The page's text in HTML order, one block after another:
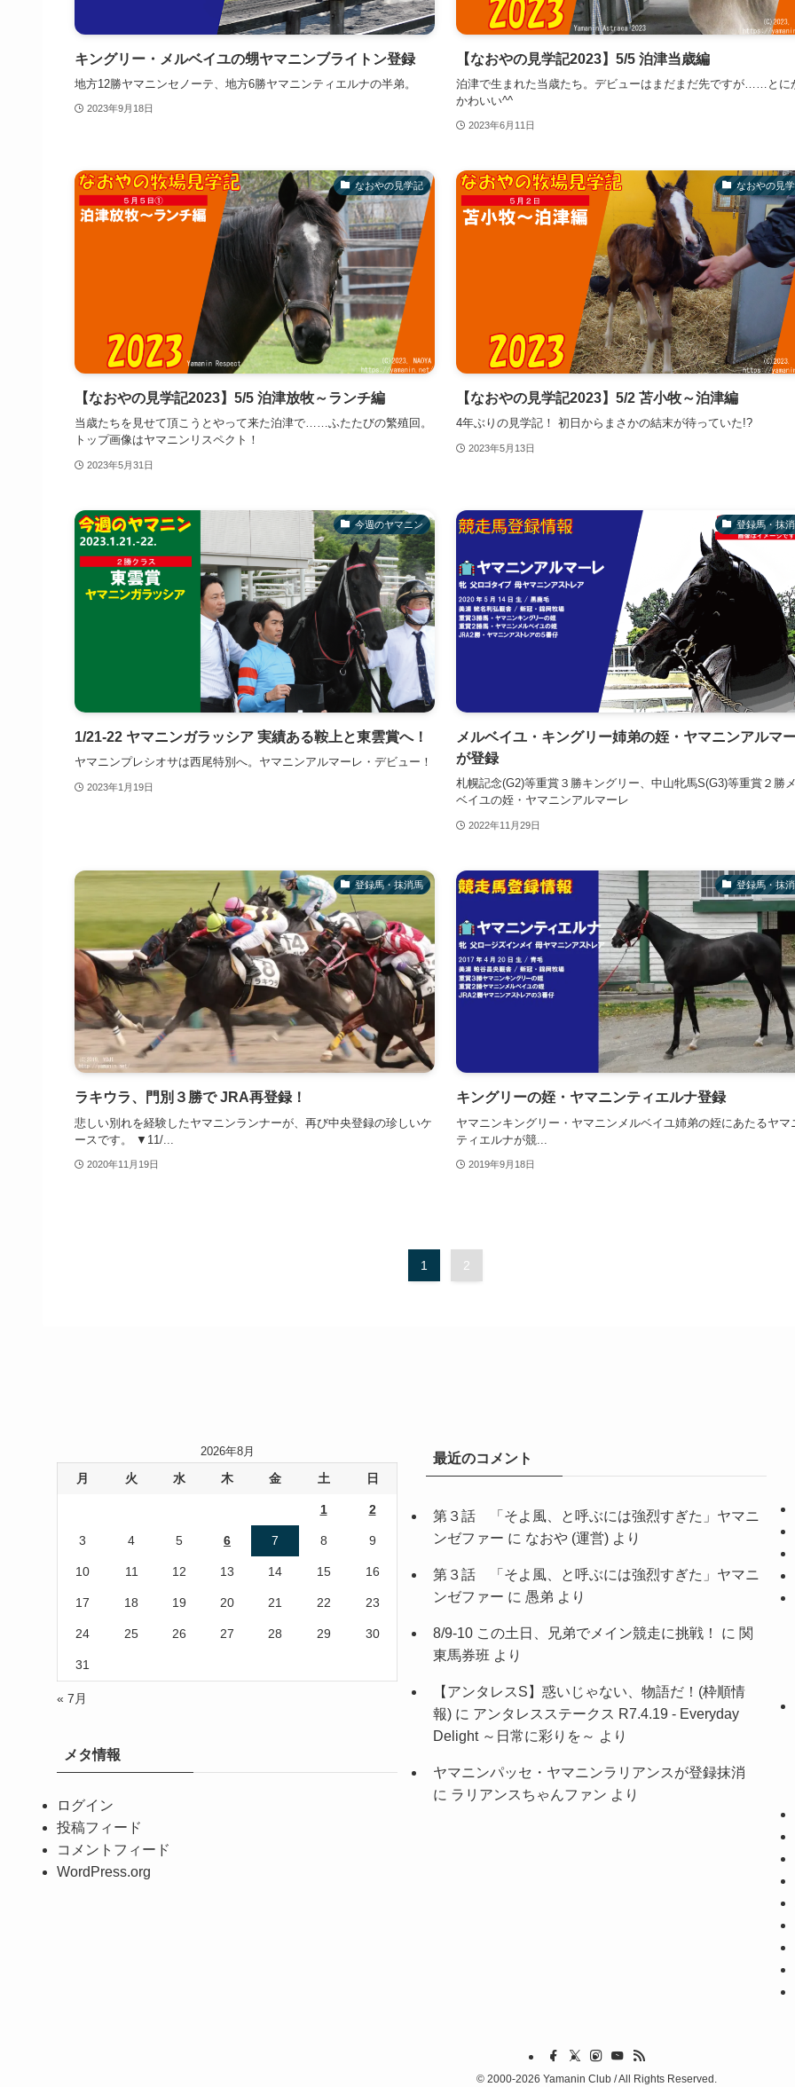
キングリー・メルベイユの甥ヤマニンブライトン登録
地方12勝ヤマニンセノーテ、地方6勝ヤマニンティエルナの半弟。
2023年9月18日
【なおやの見学記2023】5/5 泊津当歳編
泊津で生まれた当歳たち。デビューはまだまだ先ですが……とに
かわいい^^
2023年6月11日
なおやの見学記
【なおやの見学記2023】5/5 泊津放牧～ランチ編
当歳たちを見せて頂こうとやって来た泊津で……ふたたびの繁殖回。
トップ画像はヤマニンリスペクト！
2023年5月31日
なおやの見
【なおやの見学記2023】5/2 苫小牧～泊津編
4年ぶりの見学記！ 初日からまさかの結末が待っていた!?
2023年5月13日
今週のヤマニン
1/21-22 ヤマニンガラッシア 実績ある鞍上と東雲賞へ！
ヤマニンプレシオサは西尾特別へ。ヤマニンアルマーレ・デビュー！
2023年1月19日
登録馬・抹
メルベイユ・キングリー姉弟の姪・ヤマニンアルマ
が登録
札幌記念(G2)等重賞３勝キングリー、中山牝馬S(G3)等重賞２勝
ベイユの姪・ヤマニンアルマーレ
2022年11月29日
登録馬・抹消馬
ラキウラ、門別３勝で JRA再登録！
悲しい別れを経験したヤマニンランナーが、再び中央登録の珍しいケ
ースです。 ▼11/...
2020年11月19日
登録馬・抹
キングリーの姪・ヤマニンティエルナ登録
ヤマニンキングリー・ヤマニンメルベイユ姉弟の姪にあたるヤマ
ティエルナが競...
2019年9月18日
1 2
2026年8月
月 火 水 木 金 土 日
1 2
3 4 5 6 7 8 9
10 11 12 13 14 15 16
17 18 19 20 21 22 23
24 25 26 27 28 29 30
31
« 7月
メタ情報
ログイン
投稿フィード
コメントフィード
WordPress.org
最近のコメント
第３話 「そよ風、と呼ぶには強烈すぎた」ヤマニ
ンゼファー に なおや (運営) より
第３話 「そよ風、と呼ぶには強烈すぎた」ヤマニ
ンゼファー に 愚弟 より
8/9-10 この土日、兄弟でメイン競走に挑戦！ に 関
東馬券班 より
【アンタレスS】惑いじゃない、物語だ！(枠順情
報) に アンタレスステークス R7.4.19 - Everyday
Delight ～日常に彩りを～ より
ヤマニンパッセ・ヤマニンラリアンスが登録抹消
に ラリアンスちゃんファン より
©2000-2026 Yamanin Club / All Rights Reserved.